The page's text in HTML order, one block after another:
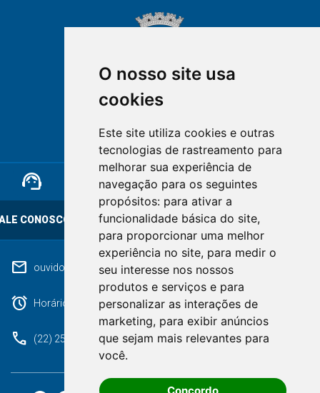
O nosso site usa
cookies
Este site utiliza cookies e outras
tecnologias de rastreamento para
melhorar sua experiência de
navegação para os seguintes
propósitos: para ativar a
funcionalidade básica do site,
para proporcionar uma melhor
experiência no site, para medir o
seu interesse nos nossos
produtos e serviços e para
personalizar as interações de
marketing, para exibir anúncios
que sejam mais relevantes para
você.
NOVA FRIBURGO
RIO DE JANEIRO
mail ouvidoriageral@pmnf.rj.gov.br
alarm Horário de atendimento: Segunda a Sexta das 09h às 17h.
phone (22) 2525-9100
support_agent
CONOSCO
mail
OUVIDORIA